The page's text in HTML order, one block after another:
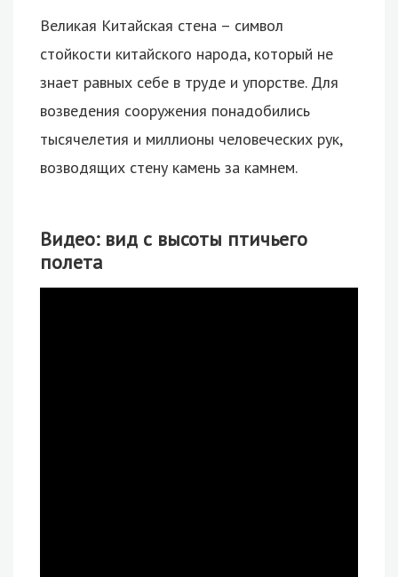
Великая Китайская стена – символ
стойкости китайского народа, который не
знает равных себе в труде и упорстве. Для
возведения сооружения понадобились
тысячелетия и миллионы человеческих рук,
возводящих стену камень за камнем.
Видео: вид с высоты птичьего
полета